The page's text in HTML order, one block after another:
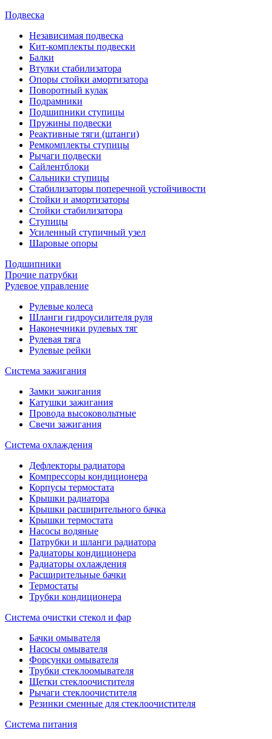
Подвеска
Независимая подвеска
Кит-комплекты подвески
Балки
Втулки стабилизатора
Опоры стойки амортизатора
Поворотный кулак
Подрамники
Подшипники ступицы
Пружины подвески
Реактивные тяги (штанги)
Ремкомплекты ступицы
Рычаги подвески
Сайлентблоки
Сальники ступицы
Стабилизаторы поперечной устойчивости
Стойки и амортизаторы
Стойки стабилизатора
Ступицы
Усиленный ступичный узел
Шаровые опоры
Подшипники
Прочие патрубки
Рулевое управление
Рулевые колеса
Шланги гидроусилителя руля
Наконечники рулевых тяг
Рулевая тяга
Рулевые рейки
Система зажигания
Замки зажигания
Катушки зажигания
Провода высоковольтные
Свечи зажигания
Система охлаждения
Дефлекторы радиатора
Компрессоры кондиционера
Корпусы термостата
Крышки радиатора
Крышки расширительного бачка
Крышки термостата
Насосы водяные
Патрубки и шланги радиатора
Радиаторы кондиционера
Радиаторы охлаждения
Расширительные бачки
Термостаты
Трубки кондиционера
Система очистки стекол и фар
Бачки омывателя
Насосы омывателя
Форсунки омывателя
Трубки стеклоомывателя
Щетки стеклоочистителя
Рычаги стеклоочистителя
Резинки сменные для стеклоочистителя
Система питания